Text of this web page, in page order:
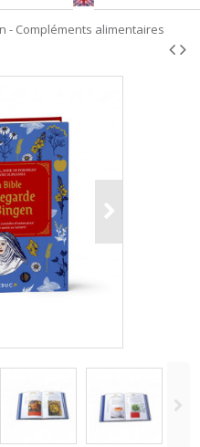
- Compléments alimentaires